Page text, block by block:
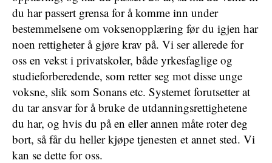
du har passert grensa for å komme inn under
bestemmelsene om voksenopplæring før du igjen har
noen rettigheter å gjøre krav på. Vi ser allerede for
oss en vekst i privatskoler, både yrkesfaglige og
studieforberedende, som retter seg mot disse unge
voksne, slik som Sonans etc. Systemet forutsetter at
du tar ansvar for å bruke de utdanningsrettighetene
du har, og hvis du på en eller annen måte roter deg
bort, så får du heller kjøpe tjenesten et annet sted. Vi
kan se dette for oss.